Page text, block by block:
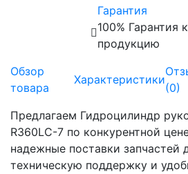
Гарантия
100% Гарантия
продукцию
Обзор
товара
Характеристики
(0)
Предлагаем Гидроцилиндр
R360LC-7 по конкурентной
надежные поставки запчастей
техническую поддержку и